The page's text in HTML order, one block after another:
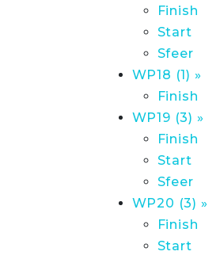
Finish
Start
Sfeer
WP18 (1) »
Finish
WP19 (3) »
Finish
Start
Sfeer
WP20 (3) »
Finish
Start